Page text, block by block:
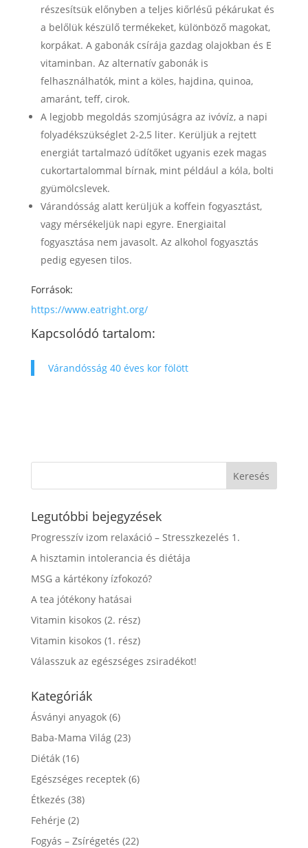
részesítsük előnyben a teljes kiőrlésű pékárukat és
a belőlük készülő termékeket, különböző magokat,
korpákat. A gabonák csírája gazdag olajokban és E
vitaminban. Az alternatív gabonák is
felhasználhatók, mint a köles, hajdina, quinoa,
amaránt, teff, cirok.
A legjobb megoldás szomjúságra az ivóvíz, a napi
folyadékszükséglet 2-2,5 liter. Kerüljük a rejtett
energiát tartalmazó üdítőket ugyanis ezek magas
cukortartalommal bírnak, mint például a kóla, bolti
gyümölcslevek.
Várandósság alatt kerüljük a koffein fogyasztást,
vagy mérsékeljük napi egyre. Energiaital
fogyasztása nem javasolt. Az alkohol fogyasztás
pedig egyesen tilos.
Források:
https://www.eatright.org/
Kapcsolódó tartalom:
Várandósság 40 éves kor fölött
Legutóbbi bejegyzések
Progresszív izom relaxáció – Stresszkezelés 1.
A hisztamin intolerancia és diétája
MSG a kártékony ízfokozó?
A tea jótékony hatásai
Vitamin kisokos (2. rész)
Vitamin kisokos (1. rész)
Válasszuk az egészséges zsiradékot!
Kategóriák
Ásványi anyagok(6)
Baba-Mama Világ(23)
Diéták(16)
Egészséges receptek(6)
Étkezés (38)
Fehérje (2)
Fogyás – Zsírégetés (22)